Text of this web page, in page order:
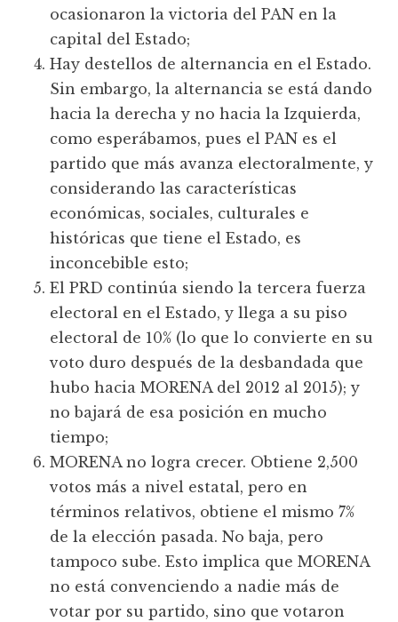
ocasionaron la victoria del PAN en la
capital del Estado;
Hay destellos de alternancia en el Estado.
Sin embargo, la alternancia se está dando
hacia la derecha y no hacia la Izquierda,
como esperábamos, pues el PAN es el
partido que más avanza electoralmente, y
considerando las características
económicas, sociales, culturales e
históricas que tiene el Estado, es
inconcebible esto;
El PRD continúa siendo la tercera fuerza
electoral en el Estado, y llega a su piso
electoral de 10% (lo que lo convierte en su
voto duro después de la desbandada que
hubo hacia MORENA del 2012 al 2015); y
no bajará de esa posición en mucho
tiempo;
MORENA no logra crecer. Obtiene 2,500
votos más a nivel estatal, pero en
términos relativos, obtiene el mismo 7%
de la elección pasada. No baja, pero
tampoco sube. Esto implica que MORENA
no está convenciendo a nadie más de
votar por su partido, sino que votaron